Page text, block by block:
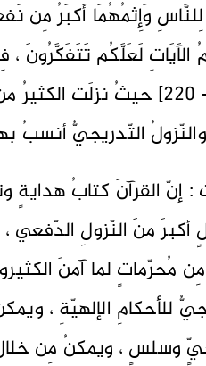
وَإِثمُهُمَا أَكبَرُ مِن
الآَيَاتِ لَعَلَّكُم تَتَفَكَّرُونَ
[البقرةُ 219 - 220] حيثُ
والنّزولُ التّدريجيُّ أنسبُ
: إنّ القرآنَ كتابُ هدايةٍ
منَ النّزولِ الدّفعي ،
مُحرّماتٍ لما آمنَ
للأحكامِ الإلهيّةِ ،
، ويمكنُ مِن خلالِ